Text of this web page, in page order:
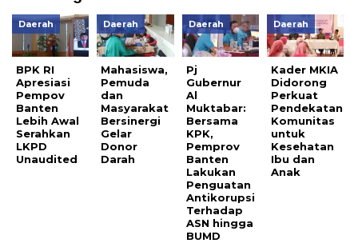
Daerah
BPK RI
Apresiasi
Pempov
Banten
Lebih Awal
Serahkan
LKPD
Unaudited
Daerah
Mahasiswa,
Pemuda
dan
Masyarakat
Bersinergi
Gelar
Donor
Darah
Daerah
Pj
Gubernur
Al
Muktabar:
Bersama
KPK,
Pemprov
Banten
Lakukan
Penguatan
Antikorupsi
Terhadap
ASN hingga
BUMD
Daerah
Kader MKIA
Didorong
Perkuat
Pendekatan
Komunitas
untuk
Kesehatan
Ibu dan
Anak